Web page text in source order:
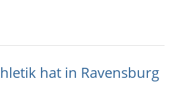
hat in Ravensburg